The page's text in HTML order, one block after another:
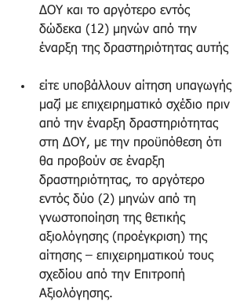
ΔΟΥ και το αργότερο εντός
δώδεκα (12) μηνών από την
έναρξη της δραστηριότητας αυτής
είτε υποβάλλουν αίτηση υπαγωγής
μαζί με επιχειρηματικό σχέδιο πριν
από την έναρξη δραστηριότητας
στη ΔΟΥ, με την προϋπόθεση ότι
θα προβούν σε έναρξη
δραστηριότητας, το αργότερο
εντός δύο (2) μηνών από τη
γνωστοποίηση της θετικής
αξιολόγησης (προέγκριση) της
αίτησης – επιχειρηματικού τους
σχεδίου από την Επιτροπή
Αξιολόγησης.